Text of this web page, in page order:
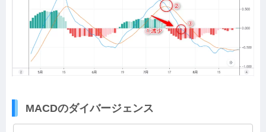
MACDのダイバージェンス